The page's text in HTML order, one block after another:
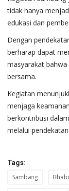
tidak hanya
edukasi dan
Dengan
berharap dapat
masyarakat
bersama.
Kegiatan
menjaga
berkontribusi
melalui
Tags:
Sambang